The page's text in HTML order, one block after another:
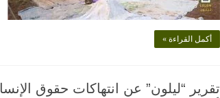
أكمل القراءة »
تقرير “ليلون” عن انتهاكات حقوق